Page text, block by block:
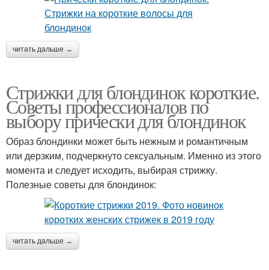
читать дальше →
Стрижки для блондинок короткие.
Советы профессионалов по
выбору прически для блондинок
Образ блондинки может быть нежным и романтичным
или дерзким, подчеркнуто сексуальным. Именно из этого
момента и следует исходить, выбирая стрижку.
Полезные советы для блондинок:
читать дальше →